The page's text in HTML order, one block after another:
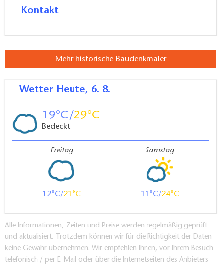
Kontakt
Mehr historische Baudenkmäler
Wetter Heute, 6. 8.
19 29
Bedeckt
Freitag
12 21
Samstag
11 24
Alle Informationen, Zeiten und Preise werden regelmäßig geprüft
und aktualisiert. Trotzdem können wir für die Richtigkeit der Daten
keine Gewähr übernehmen. Wir empfehlen Ihnen, vor Ihrem Besuch
telefonisch / per E-Mail oder über die Internetseiten des Anbieters